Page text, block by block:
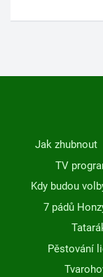
Jak zhubnout
TV
Kdy budou
7 pádů
Pěstování